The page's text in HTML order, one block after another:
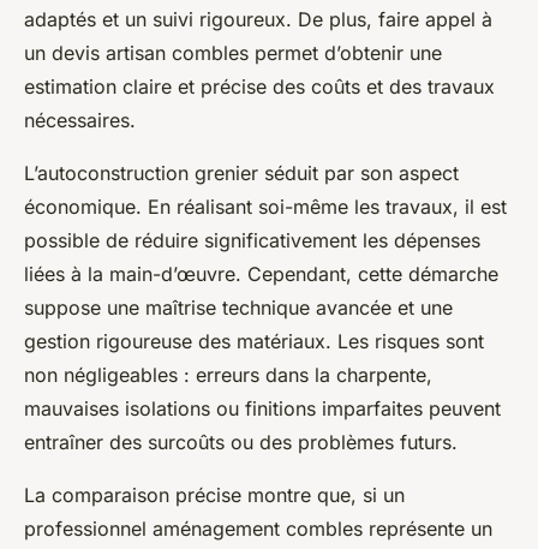
adaptés et un suivi rigoureux. De plus, faire appel à
un devis artisan combles permet d’obtenir une
estimation claire et précise des coûts et des travaux
nécessaires.
L’autoconstruction grenier séduit par son aspect
économique. En réalisant soi-même les travaux, il est
possible de réduire significativement les dépenses
liées à la main-d’œuvre. Cependant, cette démarche
suppose une maîtrise technique avancée et une
gestion rigoureuse des matériaux. Les risques sont
non négligeables : erreurs dans la charpente,
mauvaises isolations ou finitions imparfaites peuvent
entraîner des surcoûts ou des problèmes futurs.
La comparaison précise montre que, si un
professionnel aménagement combles représente un